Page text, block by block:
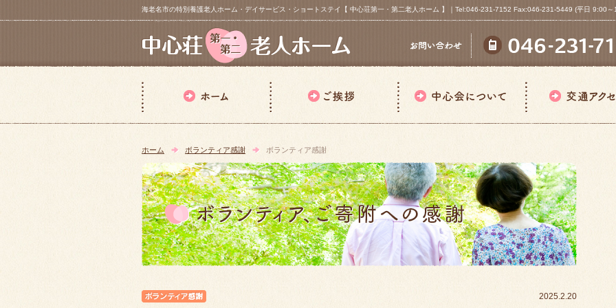
海老名市の特別養護老人ホーム・デイサービス・ショートステイ【 中心荘第一・第二老人ホーム 】｜Tel:046-231-7152 Fax:046-231-5449 (平日 9:00
ホーム ボランティア感謝 ボランティア感謝
2025.2.20